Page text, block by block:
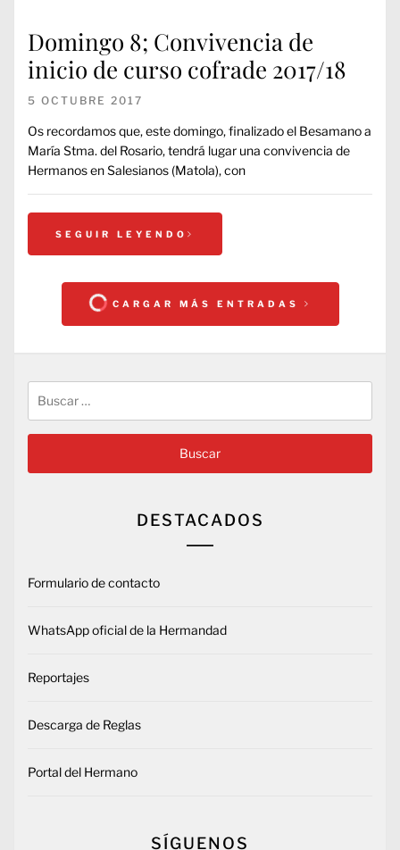
Domingo 8; Convivencia de
inicio de curso cofrade 2017/18
5 OCTUBRE 2017
Os recordamos que, este domingo, finalizado el Besamano a
María Stma. del Rosario, tendrá lugar una convivencia de
Hermanos en Salesianos (Matola), con
SEGUIR LEYENDO
CARGAR MÁS ENTRADAS
DESTACADOS
Formulario de contacto
WhatsApp oficial de la Hermandad
Reportajes
Descarga de Reglas
Portal del Hermano
SÍGUENOS